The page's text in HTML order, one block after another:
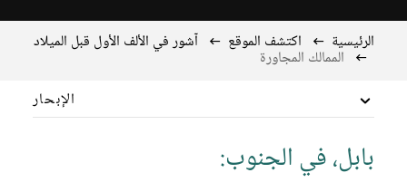
الرئيسية اكتشف الموقع آشور في الألف الأول قبل الميلاد
الممالك المجاورة
الإبحار
آشور في الألف الأول قبل الميلاد
البيئة والمناخ
بابل، في الجنوب: